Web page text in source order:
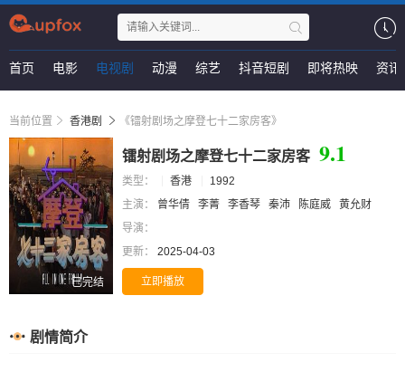
首页 电影 电视剧 动漫 综艺 抖音短剧 即将热映 资讯
当前位置 香港剧 《镭射剧场之摩登七十二家房客》
已完结
镭射剧场之摩登七十二家房客 9.1
类型： 香港
1992
主演：
曾华倩 李菁 李香琴 秦沛 陈庭威
黄允财
导演：
更新：
2025-04-03
立即播放
剧情简介